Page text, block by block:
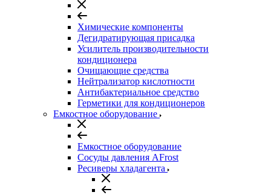
Химические компоненты
Дегидратирующая присадка
Усилитель производительности
кондиционера
Очищающие средства
Нейтрализатор кислотности
Антибактериальное средство
Герметики для кондиционеров
Емкостное оборудование
Емкостное оборудование
Сосуды давления AFrost
Ресиверы хладагента